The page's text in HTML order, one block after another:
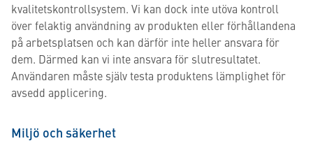
kvalitetskontrollsystem. Vi kan dock inte utöva kontroll
över felaktig användning av produkten eller förhållandena
på arbetsplatsen och kan därför inte heller ansvara för
dem. Därmed kan vi inte ansvara för slutresultatet.
Användaren måste själv testa produktens lämplighet för
avsedd applicering.
Miljö och säkerhet